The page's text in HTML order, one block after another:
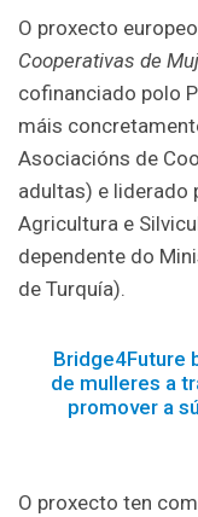
O proxecto europeo
Cooperativas de
cofinanciado polo
máis
Asociacións de
adultas) e liderado
Agricultura e
dependente do
de Turquía).
Bridge4Future
de mulleres a
promover a
O proxecto ten